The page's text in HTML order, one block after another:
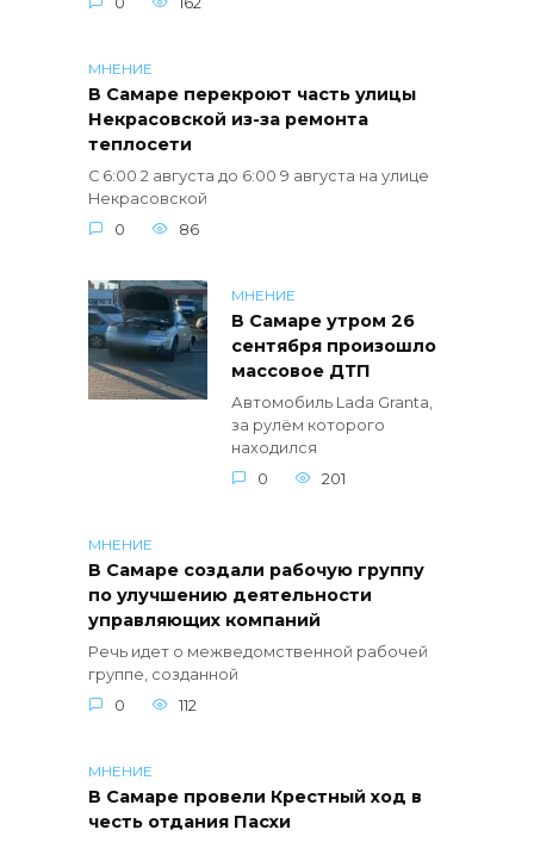
МНЕНИЕ
В Самаре перекроют часть улицы
Некрасовской из-за ремонта
теплосети
С 6:00 2 августа до 6:00 9 августа на улице
Некрасовской
0
86
МНЕНИЕ
В Самаре утром 26
сентября произошло
массовое ДТП
Автомобиль Lada Granta,
за рулём которого
находился
0
201
МНЕНИЕ
В Самаре создали рабочую группу
по улучшению деятельности
управляющих компаний
Речь идет о межведомственной рабочей
группе, созданной
0
112
МНЕНИЕ
В Самаре провели Крестный ход в
честь отдания Пасхи